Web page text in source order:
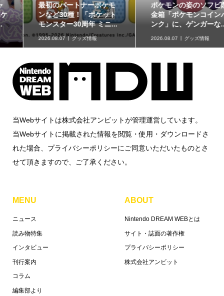
最初のパートナーポケモ
ンなど30種！「ポケット
モンスター30周年 ミニ...
2026.08.07 グッズ情報
ポケモンの姿のソフビ貯
金箱「ポケモンコインバ
ンク」に、ゲンガーな...
2026.08.07 グッズ情報
当Webサイトは株式会社アンビットが管理運営しています。
当Webサイトに掲載された情報を閲覧・使用・ダウンロードさ
れた場合、プライバシーポリシーにご同意いただいたものとさ
せて頂きますので、ご了承ください。
MENU
ニュース
読み物特集
インタビュー
刊行案内
コラム
編集部より
ABOUT
Nintendo DREAM WEBとは
サイト・誌面の著作権
プライバシーポリシー
株式会社アンビット